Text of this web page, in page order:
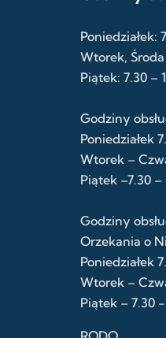
Poniedziałek:
Wtorek,
Piątek: 7.30 –
Godziny
Poniedziałek
Wtorek –
Piątek –7.30 –
Godziny
Orzekania o
Poniedziałek
Wtorek –
Piątek – 7.30